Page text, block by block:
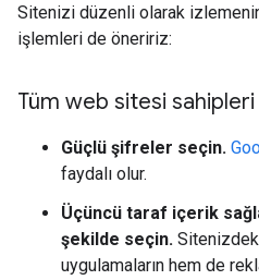
Sitenizi düzenli olarak izlemenin
işlemleri de öneririz:
Tüm web sitesi sahipleri
Güçlü şifreler seçin.
faydalı olur.
Üçüncü taraf içerik
şekilde seçin.
uygulamaların hem de